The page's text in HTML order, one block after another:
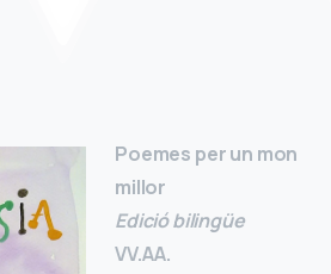
Poemes per un mon
millor
Edició bilingüe
VV.AA.